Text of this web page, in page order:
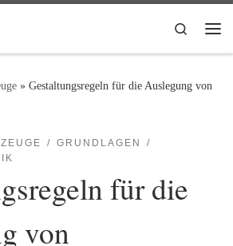
Search
» Gestaltungsregeln für die Auslegung von
GRUNDLAGEN
für die
von